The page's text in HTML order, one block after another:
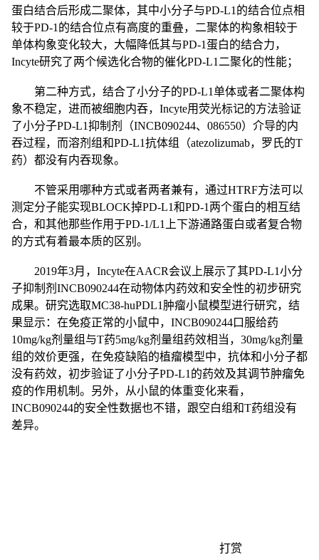
蛋白结合后形成二聚体，其中小分子与PD-L1的结合位点相
较于PD-1的结合位点有高度的重叠，二聚体的构象相较于
单体构象变化较大，大幅降低其与PD-1蛋白的结合力，
Incyte研究了两个候选化合物的催化PD-L1二聚化的性能；
第二种方式，结合了小分子的PD-L1单体或者二聚体构
象不稳定，进而被细胞内吞，Incyte用荧光标记的方法验证
了小分子PD-L1抑制剂（INCB090244、086550）介导的内
吞过程，而溶剂组和PD-L1抗体组（atezolizumab，罗氏的T
药）都没有内吞现象。
不管采用哪种方式或者两者兼有，通过HTRF方法可以
测定分子能实现BLOCK掉PD-L1和PD-1两个蛋白的相互结
合，和其他那些作用于PD-1/L1上下游通路蛋白或者复合物
的方式有着最本质的区别。
2019年3月，Incyte在AACR会议上展示了其PD-L1小分
子抑制剂INCB090244在动物体内药效和安全性的初步研究
成果。研究选取MC38-huPDL1肿瘤小鼠模型进行研究，结
果显示：在免疫正常的小鼠中，INCB090244口服给药
10mg/kg剂量组与T药5mg/kg剂量组药效相当，30mg/kg剂量
组的效价更强，在免疫缺陷的植瘤模型中，抗体和小分子都
没有药效，初步验证了小分子PD-L1的药效及其调节肿瘤免
疫的作用机制。另外，从小鼠的体重变化来看，
INCB090244的安全性数据也不错，跟空白组和T药组没有
差异。
打赏